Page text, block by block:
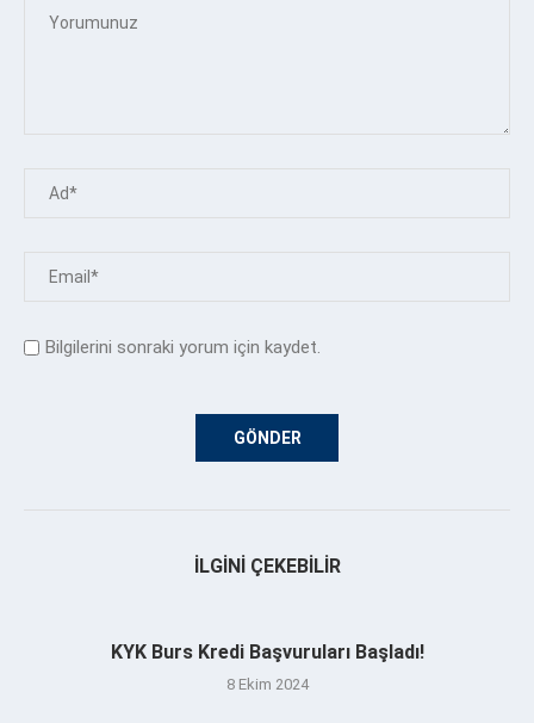
Bilgilerini sonraki yorum için kaydet.
İLGINI ÇEKEBILIR
KYK Burs Kredi Başvuruları Başladı!
8 Ekim 2024